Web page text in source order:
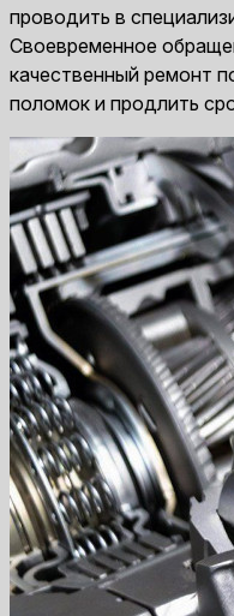
проводить в
Своевременное
качественный ремонт
поломок и продлить